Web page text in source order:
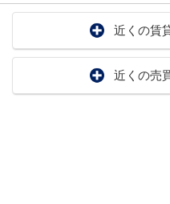
近くの賃
近くの売